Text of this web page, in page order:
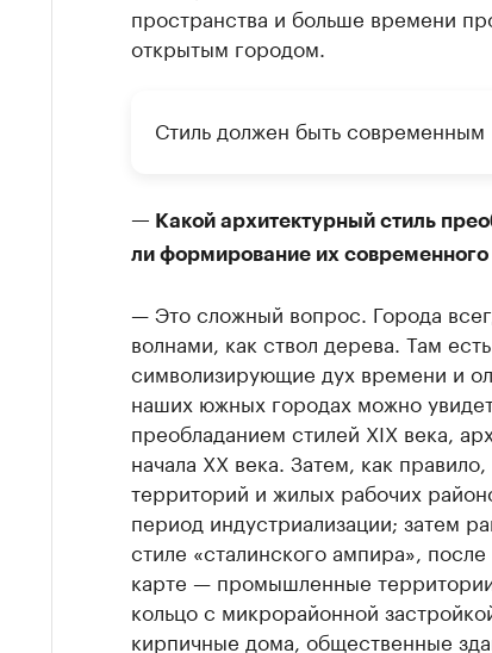
пространства и больше времени
открытым городом.
Стиль должен быть современным
— Какой архитектурный стиль
ли формирование их
— Это сложный вопрос. Города
волнами, как ствол дерева. Там
символизирующие дух времени и
наших южных городах можно
преобладанием стилей ХIХ века,
начала ХХ века. Затем, как
территорий и жилых рабочих
период индустриализации; затем
стиле «сталинского ампира»,
карте — промышленные
кольцо с микрорайонной
кирпичные дома, общественные